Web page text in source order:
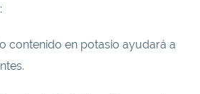
contenido en potasio ayudará a